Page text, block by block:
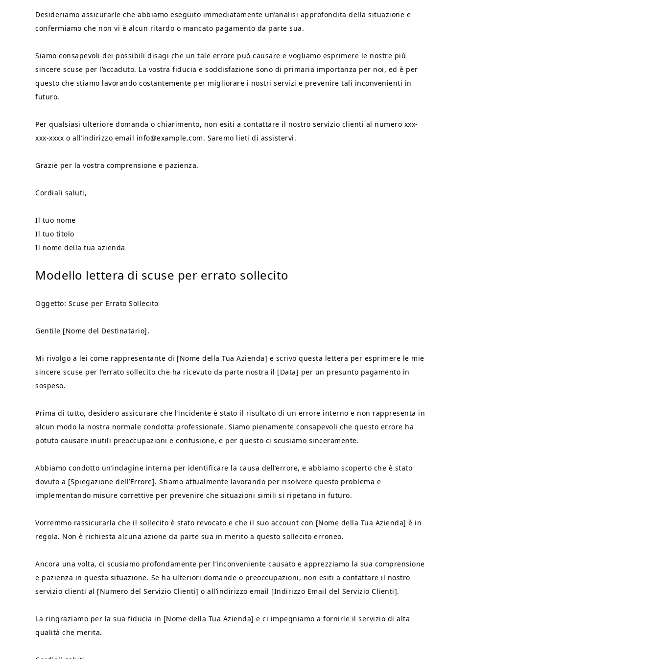
Desideriamo assicurarle che abbiamo eseguito immediatamente un’analisi approfondita della situazione e
confermiamo che non vi è alcun ritardo o mancato pagamento da parte sua.
Siamo consapevoli dei possibili disagi che un tale errore può causare e vogliamo esprimere le nostre più
sincere scuse per l’accaduto. La vostra fiducia e soddisfazione sono di primaria importanza per noi, ed è per
questo che stiamo lavorando costantemente per migliorare i nostri servizi e prevenire tali inconvenienti in
futuro.
Per qualsiasi ulteriore domanda o chiarimento, non esiti a contattare il nostro servizio clienti al numero xxx-
xxx-xxxx o all’indirizzo email info@example.com. Saremo lieti di assistervi.
Grazie per la vostra comprensione e pazienza.
Cordiali saluti,
Il tuo nome
Il tuo titolo
Il nome della tua azienda
Modello lettera di scuse per errato sollecito
Oggetto: Scuse per Errato Sollecito
Gentile [Nome del Destinatario],
Mi rivolgo a lei come rappresentante di [Nome della Tua Azienda] e scrivo questa lettera per esprimere le mie
sincere scuse per l’errato sollecito che ha ricevuto da parte nostra il [Data] per un presunto pagamento in
sospeso.
Prima di tutto, desidero assicurare che l’incidente è stato il risultato di un errore interno e non rappresenta in
alcun modo la nostra normale condotta professionale. Siamo pienamente consapevoli che questo errore ha
potuto causare inutili preoccupazioni e confusione, e per questo ci scusiamo sinceramente.
Abbiamo condotto un’indagine interna per identificare la causa dell’errore, e abbiamo scoperto che è stato
dovuto a [Spiegazione dell’Errore]. Stiamo attualmente lavorando per risolvere questo problema e
implementando misure correttive per prevenire che situazioni simili si ripetano in futuro.
Vorremmo rassicurarla che il sollecito è stato revocato e che il suo account con [Nome della Tua Azienda] è in
regola. Non è richiesta alcuna azione da parte sua in merito a questo sollecito erroneo.
Ancora una volta, ci scusiamo profondamente per l’inconveniente causato e apprezziamo la sua comprensione
e pazienza in questa situazione. Se ha ulteriori domande o preoccupazioni, non esiti a contattare il nostro
servizio clienti al [Numero del Servizio Clienti] o all’indirizzo email [Indirizzo Email del Servizio Clienti].
La ringraziamo per la sua fiducia in [Nome della Tua Azienda] e ci impegniamo a fornirle il servizio di alta
qualità che merita.